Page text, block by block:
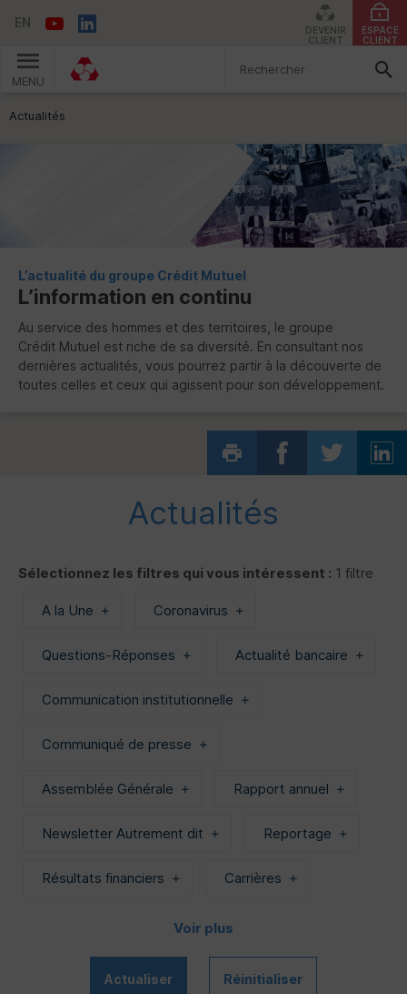
EN
DEVENIR
CLIENT
ESPACE
CLIENT
MENU
Vous êtes ici:
Actualités
L’actualité du groupe Crédit Mutuel
L’information en continu
Au service des hommes et des territoires, le groupe
Crédit Mutuel est riche de sa diversité. En consultant nos
dernières actualités, vous pourrez partir à la découverte de
toutes celles et ceux qui agissent pour son développement.
Actualités
Sélectionnez les filtres qui vous intéressent : 1 filtre
A la Une Coronavirus
Questions-Réponses Actualité bancaire
Communication institutionnelle
Communiqué de presse
Assemblée Générale Rapport annuel
Newsletter Autrement dit Reportage
Résultats financiers Carrières
Voir plus
Actualiser Réinitialiser